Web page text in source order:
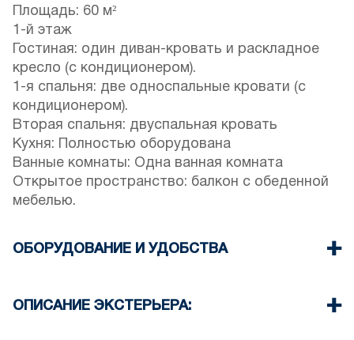
Площадь: 60 м²
1-й этаж
Гостиная: один диван-кровать и раскладное
кресло (с кондиционером).
1-я спальня: две односпальные кровати (с
кондиционером).
Вторая спальня: двуспальная кровать
Кухня: Полностью оборудована
Ванные комнаты: Одна ванная комната
Открытое пространство: балкон с обеденной
мебелью.
ОБОРУДОВАНИЕ И УДОБСТВА
предоставляются.
ОПИСАНИЕ ЭКСТЕРЬЕРА: